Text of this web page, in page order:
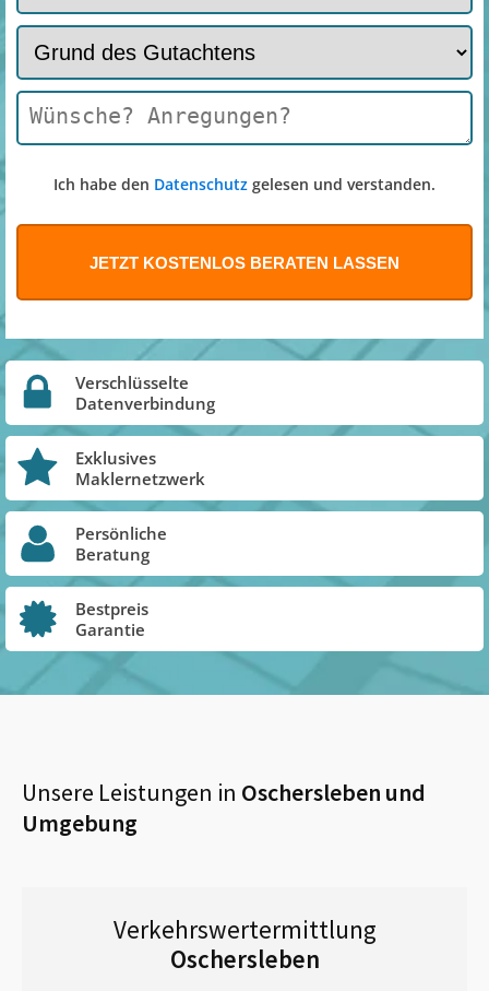
Ich habe den Datenschutz gelesen und verstanden.
Verschlüsselte
Datenverbindung
Exklusives
Maklernetzwerk
Persönliche
Beratung
Bestpreis
Garantie
Unsere Leistungen in Oschersleben und
Umgebung
Verkehrswertermittlung
Oschersleben